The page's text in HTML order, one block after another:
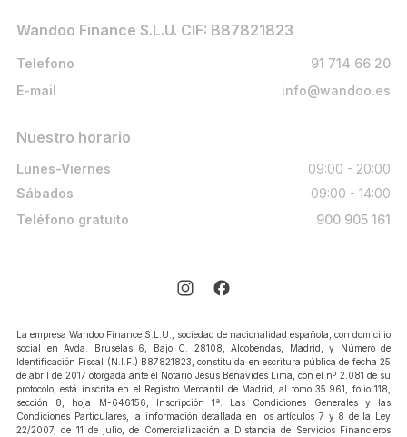
Wandoo Finance S.L.U. CIF: B87821823
Telefono
91 714 66 20
E-mail
info@wandoo.es
Nuestro horario
Lunes-Viernes
09:00 - 20:00
Sábados
09:00 - 14:00
Teléfono gratuito
900 905 161
La empresa Wandoo Finance S.L.U., sociedad de nacionalidad española, con domicilio
social en Avda. Bruselas 6, Bajo C. 28108, Alcobendas, Madrid, y Número de
Identificación Fiscal (N.I.F.) B87821823, constituida en escritura pública de fecha 25
de abril de 2017 otorgada ante el Notario Jesús Benavides Lima, con el nº 2.081 de su
protocolo, está inscrita en el Registro Mercantil de Madrid, al tomo 35.961, folio 118,
sección 8, hoja M-646156, Inscripción 1ª. Las Condiciones Generales y las
Condiciones Particulares, la información detallada en los artículos 7 y 8 de la Ley
22/2007, de 11 de julio, de Comercialización a Distancia de Servicios Financieros